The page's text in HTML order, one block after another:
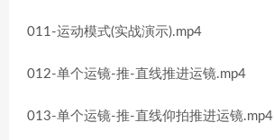
011-运动模式(实战演示).mp4
012-单个运镜-推-直线推进运镜.mp4
013-单个运镜-推-直线仰拍推进运镜.mp4